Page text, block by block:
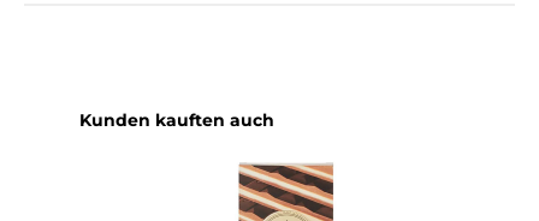
Produktgalerie überspringen
Kunden kauften auch